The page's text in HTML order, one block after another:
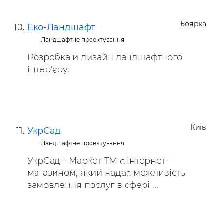
Боярка
Еко-Ландшафт
Ландшафтне проектування
Розробка и дизайн ландшафтного
інтер'єру.
Київ
УкрСад
Ландшафтне проектування
УкрСад - Маркет ТМ є інтернет-
магазином, який надає можливість
замовлення послуг в сфері ...